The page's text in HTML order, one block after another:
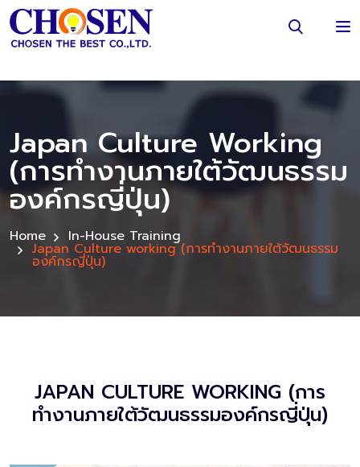
Japan Culture Working
(การทำงานภายใต้วัฒนธรรม
องค์กรญี่ปุ่น)
Home In-House Training
Japan Culture working (การทำงานภายใต้วัฒนธรรม
องค์กรญี่ปุ่น)
JAPAN CULTURE WORKING (การ
ทำงานภายใต้วัฒนธรรมองค์กรญี่ปุ่น)